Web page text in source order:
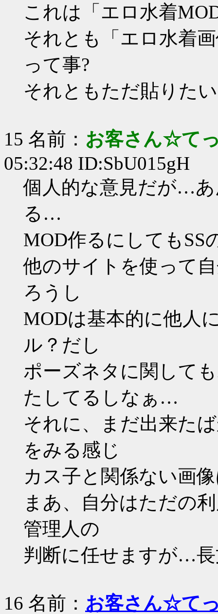
これは「エロ水着
それとも「エロ水着
って事?
それともただ貼りた
15 名前： お客さん☆て
05:32:48 ID:SbU015gH
個人的な意見だが…
る…
MOD作るにしてもSS
他のサイトを使って
ろうし
MODは基本的に他人
ル？だし
ポーズネタに関して
たしてるしなぁ…
それに、まだ出来た
をみる感じ
カス子と関係ない画
まあ、自分はただの
管理人の
判断に任せますが…
16 名前： お客さん☆て